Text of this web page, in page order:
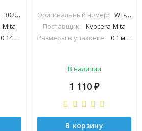
(О)
302NR93150
Mita
0.14 м×0.05 м×0.14 м
3050ci/3550ci/4550ci (О)
Оригинальный номер:
WT-860/1902LC0UN0
Поставщик:
Kyocera-Mita
Размеры в упаковке:
0.1 м×0.07 м×0.35 м
В наличии
1 110 ₽
В корзину